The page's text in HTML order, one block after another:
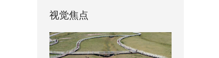
视觉焦点